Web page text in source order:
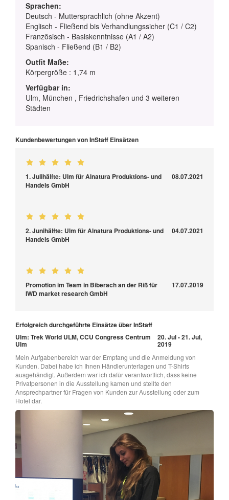
Sprachen:
Deutsch - Muttersprachlich (ohne Akzent)
Englisch - Fließend bis Verhandlungssicher (C1 / C2)
Französisch - Basiskenntnisse (A1 / A2)
Spanisch - Fließend (B1 / B2)
Outfit Maße:
Körpergröße : 1,74 m
Verfügbar in:
Ulm, München , Friedrichshafen und 3 weiteren
Städten
Kundenbewertungen von InStaff Einsätzen
1. Julihälfte: Ulm für Alnatura Produktions- und
Handels GmbH
08.07.2021
2. Junihälfte: Ulm für Alnatura Produktions- und
Handels GmbH
04.07.2021
Promotion im Team in Biberach an der Riß für
IWD market research GmbH
17.07.2019
Erfolgreich durchgeführte Einsätze über InStaff
Ulm: Trek World ULM, CCU Congress Centrum
Ulm
20. Jul - 21. Jul,
2019
Mein Aufgabenbereich war der Empfang und die Anmeldung von
Kunden. Dabei habe ich Ihnen Händlerunterlagen und T-Shirts
ausgehändigt. Außerdem war ich dafür verantwortlich, dass keine
Privatpersonen in die Ausstellung kamen und stellte den
Ansprechpartner für Fragen von Kunden zur Ausstellung oder zum
Hotel dar.